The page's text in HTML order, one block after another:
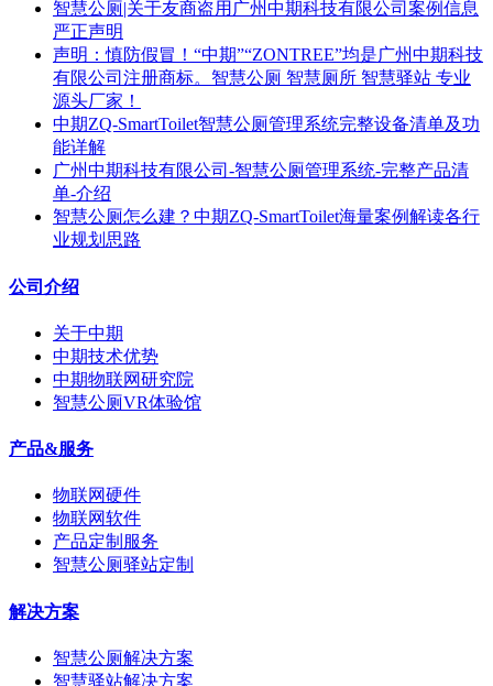
智慧公厕|关于友商盗用广州中期科技有限公司案例信息
严正声明
声明：慎防假冒！“中期”“ZONTREE”均是广州中期科技
有限公司注册商标。智慧公厕 智慧厕所 智慧驿站 专业
源头厂家！
中期ZQ-SmartToilet智慧公厕管理系统完整设备清单及功
能详解
广州中期科技有限公司-智慧公厕管理系统-完整产品清
单-介绍
智慧公厕怎么建？中期ZQ-SmartToilet海量案例解读各行
业规划思路
公司介绍
关于中期
中期技术优势
中期物联网研究院
智慧公厕VR体验馆
产品&服务
物联网硬件
物联网软件
产品定制服务
智慧公厕驿站定制
解决方案
智慧公厕解决方案
智慧驿站解决方案